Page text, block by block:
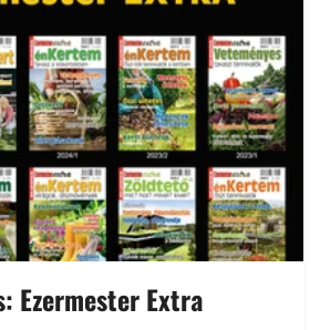
Ezermester Extra